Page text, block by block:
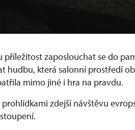
zaposlouchat se do
hudbu, která salonní prostředí
mimo jiné i hra na pravdu.
zdejší návštěvu